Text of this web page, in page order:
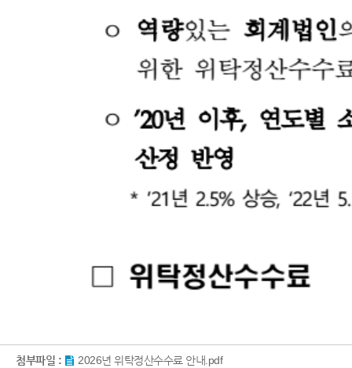
첨부파일 : 2026년 위탁정산수수료 안내.pdf